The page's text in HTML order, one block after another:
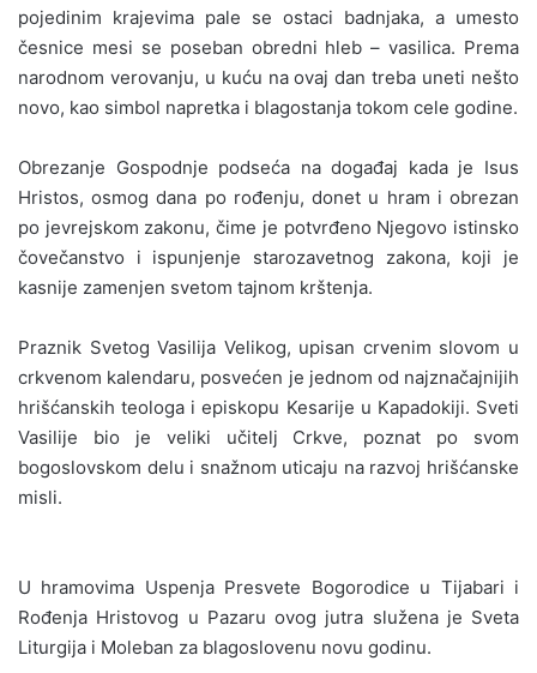
pojedinim krajevima pale se ostaci badnjaka, a umesto
česnice mesi se poseban obredni hleb – vasilica. Prema
narodnom verovanju, u kuću na ovaj dan treba uneti nešto
novo, kao simbol napretka i blagostanja tokom cele godine.
Obrezanje Gospodnje podseća na događaj kada je Isus
Hristos, osmog dana po rođenju, donet u hram i obrezan
po jevrejskom zakonu, čime je potvrđeno Njegovo istinsko
čovečanstvo i ispunjenje starozavetnog zakona, koji je
kasnije zamenjen svetom tajnom krštenja.
Praznik Svetog Vasilija Velikog, upisan crvenim slovom u
crkvenom kalendaru, posvećen je jednom od najznačajnijih
hrišćanskih teologa i episkopu Kesarije u Kapadokiji. Sveti
Vasilije bio je veliki učitelj Crkve, poznat po svom
bogoslovskom delu i snažnom uticaju na razvoj hrišćanske
misli.
U hramovima Uspenja Presvete Bogorodice u Tijabari i
Rođenja Hristovog u Pazaru ovog jutra služena je Sveta
Liturgija i Moleban za blagoslovenu novu godinu.